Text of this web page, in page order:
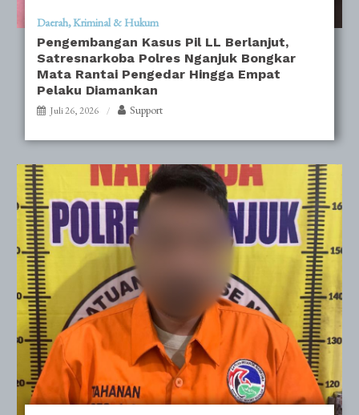
Daerah Kriminal & Hukum
Pengembangan Kasus Pil LL Berlanjut,
Satresnarkoba Polres Nganjuk Bongkar
Mata Rantai Pengedar Hingga Empat
Pelaku Diamankan
Juli 26, 2026 Support